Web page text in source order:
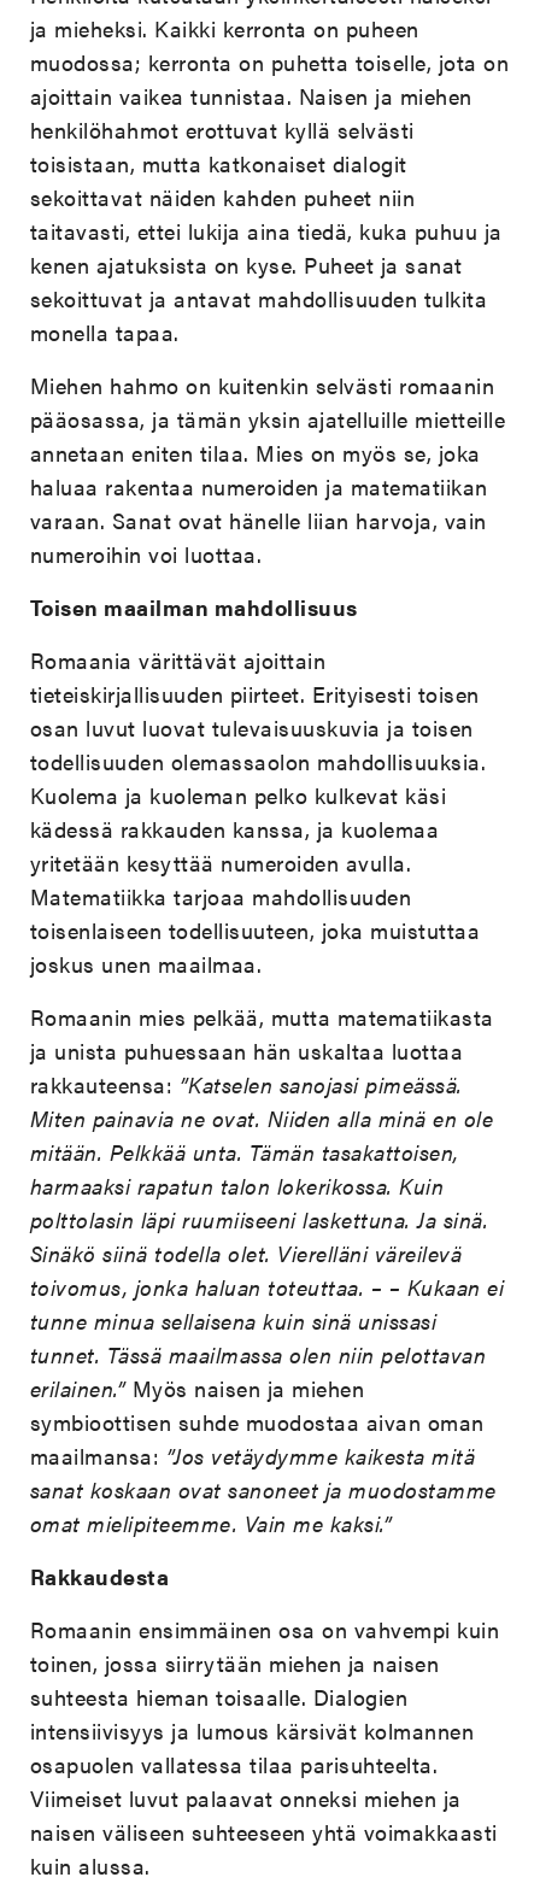
ja mieheksi. Kaikki kerronta on puheen
muodossa; kerronta on puhetta toiselle, jota on
ajoittain vaikea tunnistaa. Naisen ja miehen
henkilöhahmot erottuvat kyllä selvästi
toisistaan, mutta katkonaiset dialogit
sekoittavat näiden kahden puheet niin
taitavasti, ettei lukija aina tiedä, kuka puhuu ja
kenen ajatuksista on kyse. Puheet ja sanat
sekoittuvat ja antavat mahdollisuuden tulkita
monella tapaa.
Miehen hahmo on kuitenkin selvästi romaanin
pääosassa, ja tämän yksin ajatelluille mietteille
annetaan eniten tilaa. Mies on myös se, joka
haluaa rakentaa numeroiden ja matematiikan
varaan. Sanat ovat hänelle liian harvoja, vain
numeroihin voi luottaa.
Toisen maailman mahdollisuus
Romaania värittävät ajoittain
tieteiskirjallisuuden piirteet. Erityisesti toisen
osan luvut luovat tulevaisuuskuvia ja toisen
todellisuuden olemassaolon mahdollisuuksia.
Kuolema ja kuoleman pelko kulkevat käsi
kädessä rakkauden kanssa, ja kuolemaa
yritetään kesyttää numeroiden avulla.
Matematiikka tarjoaa mahdollisuuden
toisenlaiseen todellisuuteen, joka muistuttaa
joskus unen maailmaa.
Romaanin mies pelkää, mutta matematiikasta
ja unista puhuessaan hän uskaltaa luottaa
rakkauteensa: ”Katselen sanojasi pimeässä.
Miten painavia ne ovat. Niiden alla minä en ole
mitään. Pelkkää unta. Tämän tasakattoisen,
harmaaksi rapatun talon lokerikossa. Kuin
polttolasin läpi ruumiiseeni laskettuna. Ja sinä.
Sinäkö siinä todella olet. Vierelläni väreilevä
toivomus, jonka haluan toteuttaa. – – Kukaan ei
tunne minua sellaisena kuin sinä unissasi
tunnet. Tässä maailmassa olen niin pelottavan
erilainen.”Myös naisen ja miehen
symbioottisen suhde muodostaa aivan oman
maailmansa: ”Jos vetäydymme kaikesta mitä
sanat koskaan ovat sanoneet ja muodostamme
omat mielipiteemme. Vain me kaksi.”
Rakkaudesta
Romaanin ensimmäinen osa on vahvempi kuin
toinen, jossa siirrytään miehen ja naisen
suhteesta hieman toisaalle. Dialogien
intensiivisyys ja lumous kärsivät kolmannen
osapuolen vallatessa tilaa parisuhteelta.
Viimeiset luvut palaavat onneksi miehen ja
naisen väliseen suhteeseen yhtä voimakkaasti
kuin alussa.